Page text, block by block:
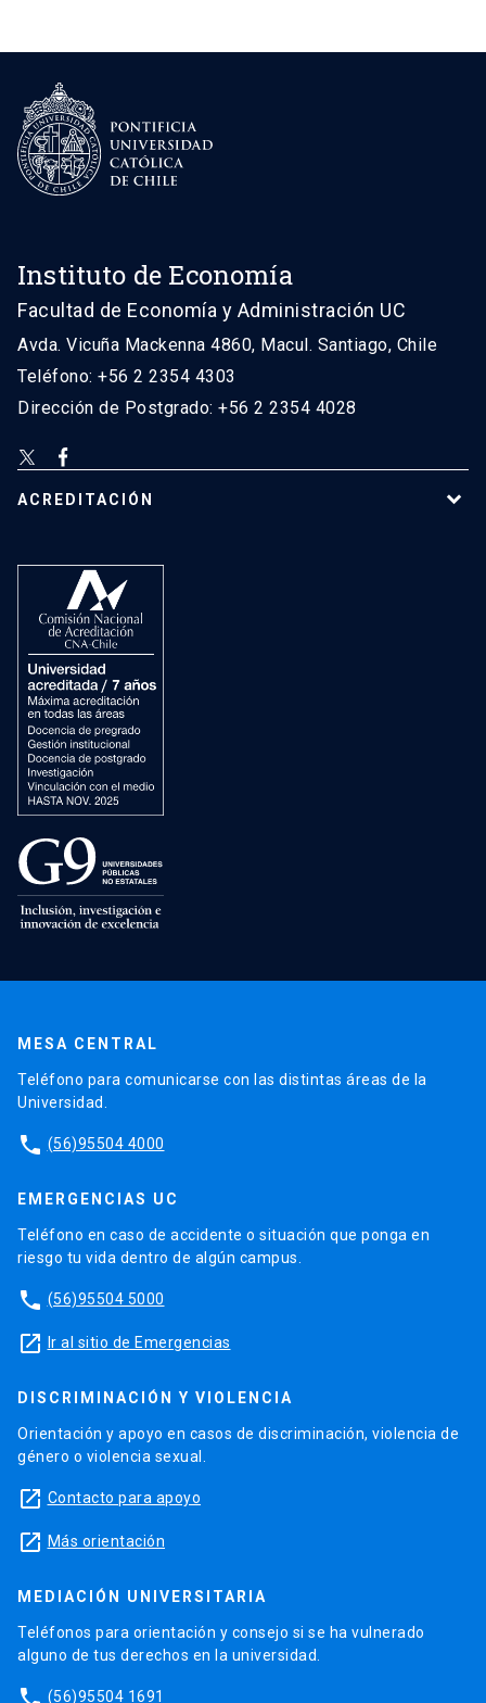
Instituto de Economía
Facultad de Economía y Administración UC
Avda. Vicuña Mackenna 4860, Macul. Santiago, Chile
Teléfono: +56 2 2354 4303
Dirección de Postgrado: +56 2 2354 4028
ACREDITACIÓN
MESA CENTRAL
Teléfono para comunicarse con las distintas áreas de la
Universidad.
phone (56)95504 4000
EMERGENCIAS UC
Teléfono en caso de accidente o situación que ponga en
riesgo tu vida dentro de algún campus.
phone (56)95504 5000
launch Ir al sitio de Emergencias
DISCRIMINACIÓN Y VIOLENCIA
Orientación y apoyo en casos de discriminación, violencia de
género o violencia sexual.
launch Contacto para apoyo
launch Más orientación
MEDIACIÓN UNIVERSITARIA
Teléfonos para orientación y consejo si se ha vulnerado
alguno de tus derechos en la universidad.
(56)95504 1691